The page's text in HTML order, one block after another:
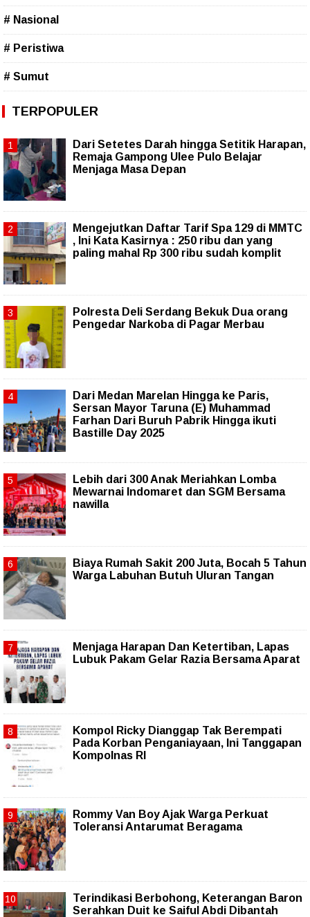
# Nasional
# Peristiwa
# Sumut
TERPOPULER
Dari Setetes Darah hingga Setitik Harapan,
Remaja Gampong Ulee Pulo Belajar
Menjaga Masa Depan
Mengejutkan Daftar Tarif Spa 129 di MMTC
, Ini Kata Kasirnya : 250 ribu dan yang
paling mahal Rp 300 ribu sudah komplit
Polresta Deli Serdang Bekuk Dua orang
Pengedar Narkoba di Pagar Merbau
‎Dari Medan Marelan Hingga ke Paris,
Sersan Mayor Taruna (E) Muhammad
Farhan Dari Buruh Pabrik Hingga ikuti
Bastille Day 2025
Lebih dari 300 Anak Meriahkan Lomba
Mewarnai Indomaret dan SGM Bersama
nawilla
Biaya Rumah Sakit 200 Juta, Bocah 5 Tahun
Warga Labuhan Butuh Uluran Tangan
Menjaga Harapan Dan Ketertiban, Lapas
Lubuk Pakam Gelar Razia Bersama Aparat
Kompol Ricky Dianggap Tak Berempati
Pada Korban Penganiayaan, Ini Tanggapan
Kompolnas RI
Rommy Van Boy Ajak Warga Perkuat
Toleransi Antarumat Beragama
Terindikasi Berbohong, Keterangan Baron
Serahkan Duit ke Saiful Abdi Dibantah